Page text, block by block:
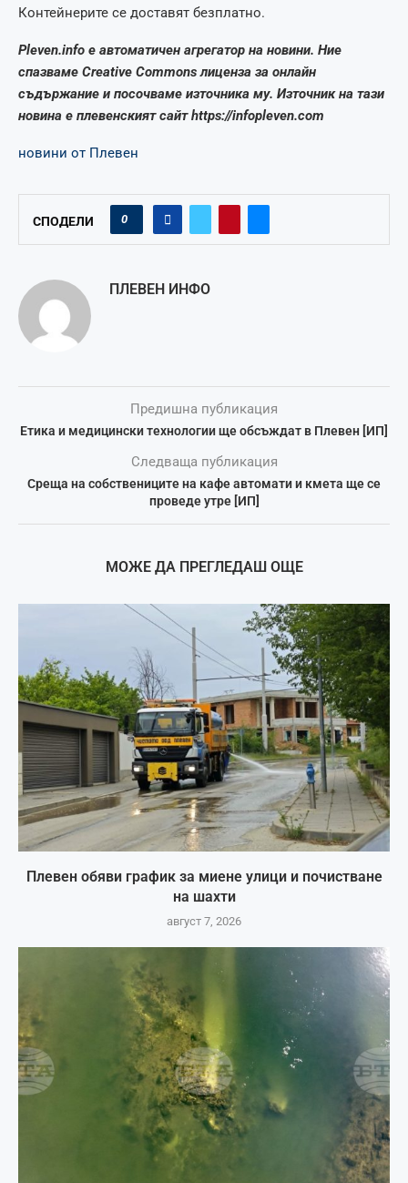
Контейнерите се доставят безплатно.
Pleven.info е автоматичен агрегатор на новини. Ние
спазваме Creative Commons лиценза за онлайн
съдържание и посочваме източника му. Източник на тази
новина е плевенският сайт https://infopleven.com
новини от Плевен
СПОДЕЛИ 0
ПЛЕВЕН ИНФО
Предишна публикация
Етика и медицински технологии ще обсъждат в Плевен [ИП]
Следваща публикация
Среща на собствениците на кафе автомати и кмета ще се
проведе утре [ИП]
МОЖЕ ДА ПРЕГЛЕДАШ ОЩЕ
Плевен обяви график за миене улици и почистване
на шахти
август 7, 2026